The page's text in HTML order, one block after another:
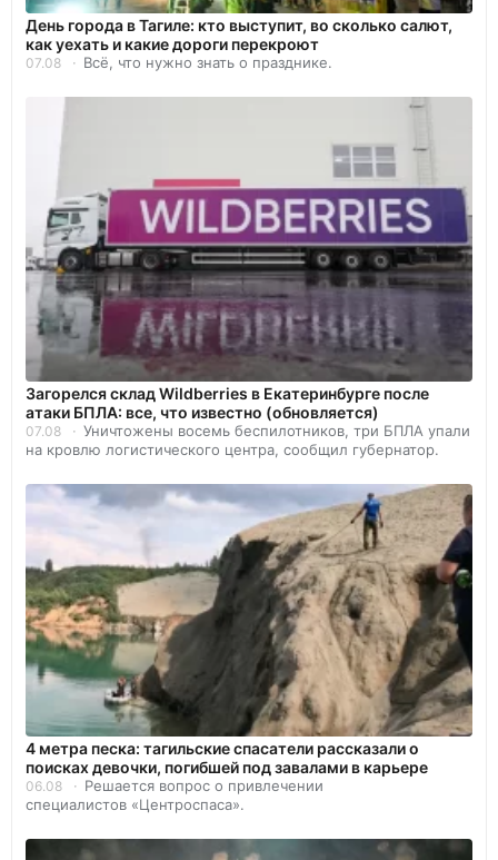
День города в Тагиле: кто выступит, во сколько салют,
как уехать и какие дороги перекроют
07.08 Всё, что нужно знать о празднике.
Загорелся склад Wildberries в Екатеринбурге после
атаки БПЛА: все, что известно (обновляется)
07.08
Уничтожены восемь беспилотников, три БПЛА упали
на кровлю логистического центра, сообщил губернатор.
4 метра песка: тагильские спасатели рассказали о
поисках девочки, погибшей под завалами в карьере
06.08
Решается вопрос о привлечении
специалистов «Центроспаса».